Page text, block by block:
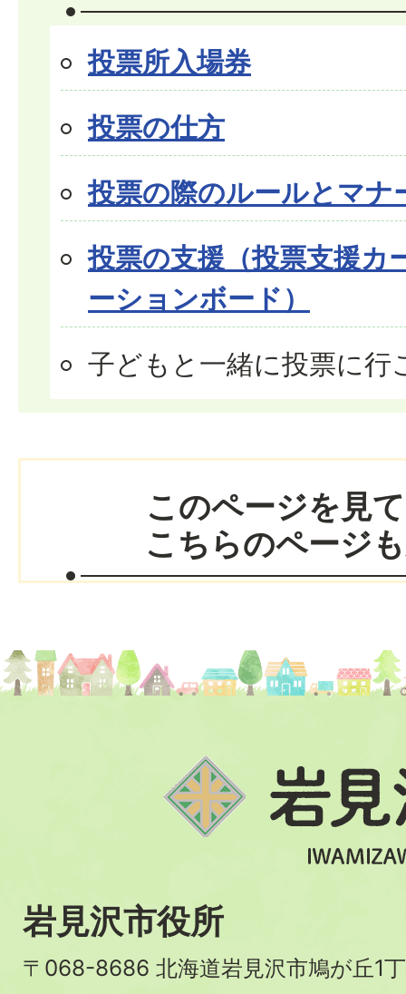
投票所入場券
投票の仕方
投票の際のルールとマナ
投票の支援（投票支援カ
ーションボード）
子どもと一緒に投票に行
このページを見
こちらのページ
岩見沢市役所
〒068-8686 北海道岩見沢市鳩が丘1